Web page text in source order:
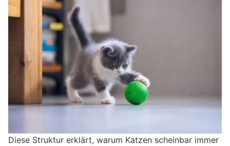
Diese Struktur erklärt, warum Katzen scheinbar immer